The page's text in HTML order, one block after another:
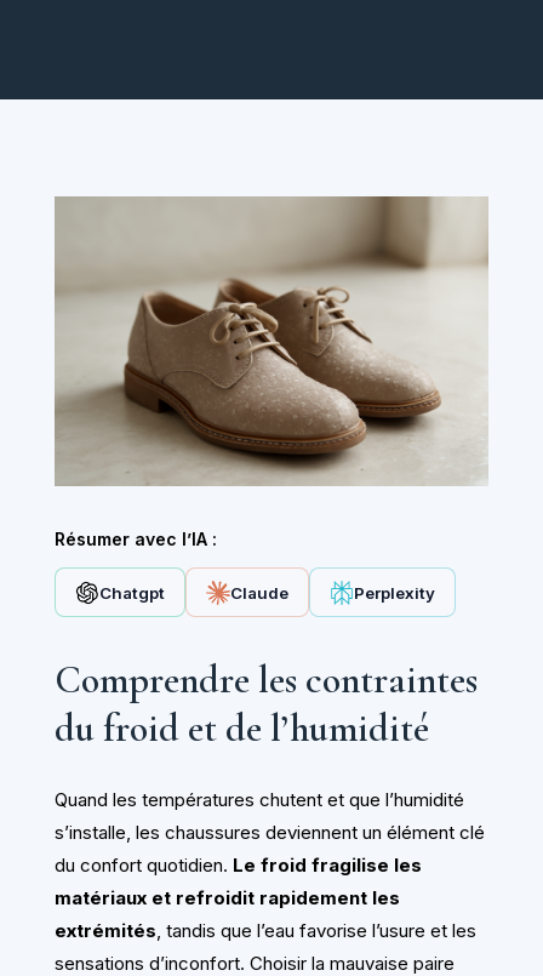
Résumer avec l’IA :
Chatgpt Claude Perplexity
Comprendre les contraintes
du froid et de l’humidité
Quand les températures chutent et que l’humidité
s’installe, les chaussures deviennent un élément clé
du confort quotidien. Le froid fragilise les
matériaux et refroidit rapidement les
extrémités , tandis que l’eau favorise l’usure et les
sensations d’inconfort. Choisir la mauvaise paire